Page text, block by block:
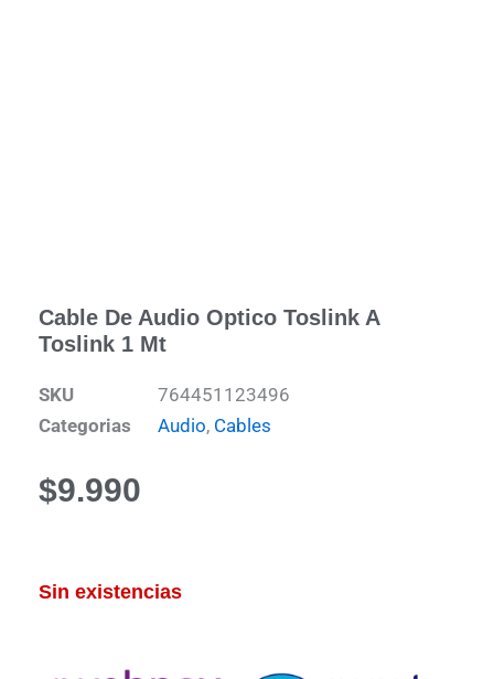
Cable De Audio Optico Toslink A
Toslink 1 Mt
SKU
764451123496
Categorias
Audio, Cables
$9.990
Sin existencias